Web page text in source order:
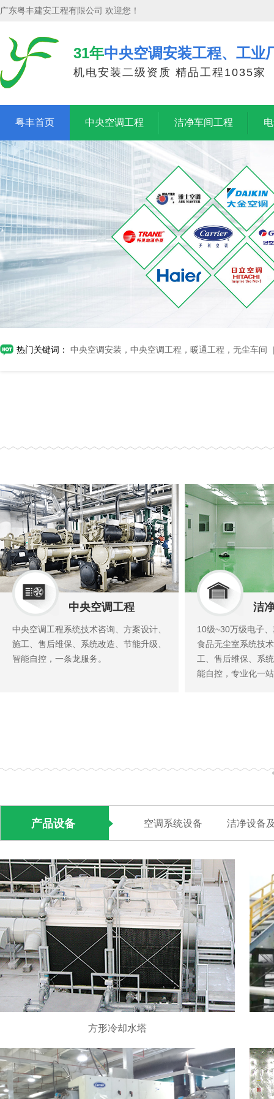
广东粤丰建安工程有限公司 欢迎您！
31年中央空调安装工程、工业
机电安装二级资质 精品工程1035家
粤丰首页 中央空调工程 洁净车间工程
热门关键词： 中央空调安装，中央空调工程，暖通工程，无尘车间
中央空调工程
中央空调工程系统技术咨询、方案设计、
施工、售后维保、系统改造、节能升级、
智能自控，一条龙服务。
洁
10级~30万级电子
食品无尘室系统技
工、售后维保、系
能自控，专业化一
产品设备 空调系统设备 洁净设备
方形冷却水塔